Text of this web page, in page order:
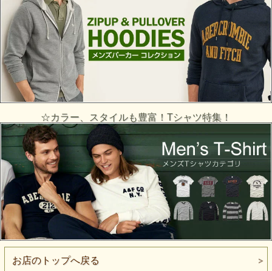
☆カラー、スタイルも豊富！Tシャツ特集！
お店のトップへ戻る